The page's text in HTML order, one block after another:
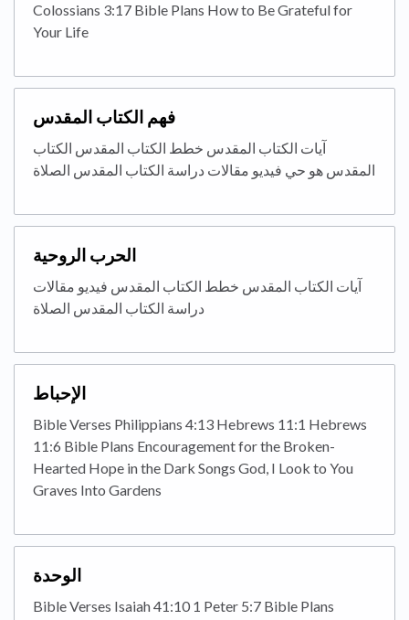
Colossians 3:17 Bible Plans How to Be Grateful for
Your Life
فهم الكتاب المقدس
آيات الكتاب المقدس خطط الكتاب المقدس الكتاب
المقدس هو حي فيديو مقالات دراسة الكتاب المقدس الصلاة
الحرب الروحية
آيات الكتاب المقدس خطط الكتاب المقدس فيديو مقالات
دراسة الكتاب المقدس الصلاة
الإحباط
Bible Verses Philippians 4:13 Hebrews 11:1 Hebrews
11:6 Bible Plans Encouragement for the Broken-
Hearted Hope in the Dark Songs God, I Look to You
Graves Into Gardens
الوحدة
Bible Verses Isaiah 41:10 1 Peter 5:7 Bible Plans